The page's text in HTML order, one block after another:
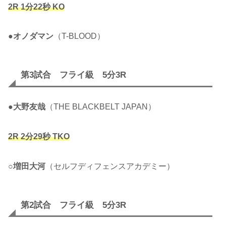
2R 1分22秒 KO
●オノダマン （T-BLOOD）
第3試合 フライ級 5分3R
●大野友哉 （THE BLACKBELT JAPAN）
2R 2分29秒 TKO
○増田大河（セルフディフェンスアカデミー）
第2試合 フライ級 5分3R